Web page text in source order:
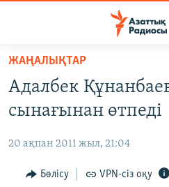
Skip
main
content
to
Navigation
ЖАҢАЛЫҚТАР
САЯСАТ
ҚАҢТАР ОҚИҒАСЫ
АДАМ ҚҰҚЫҚТАРЫ
ЖАҢАЛЫҚТАР
Адалбек Құнанбаев
сынағынан өтпеді
20 ақпан 2011 жыл, 21:04
Бөлісу VPN-сіз оқу